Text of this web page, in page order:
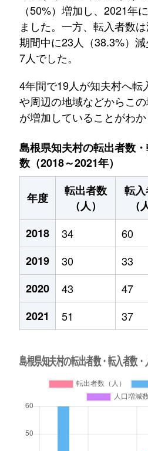
（50%）増加し、2021年
ました。一方、転入者数
期間中に23人（38.3%）
7人でした。
4年間で19人が知夫村へ転
や周辺の地域などからこ
が増加していることがわか
島根県知夫村の転出者数
数（2018～2021年）
年度
転出者数
（人）
転
（
2018
34 60
2019
30 33
2020
43 47
2021
51 37